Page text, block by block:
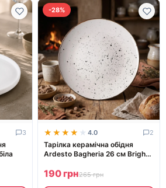
3
-28%
★★★★★
★★★★★ 4.0 2
Тарілка керамічна обідня
Ardesto Bagheria 26 см Bright
190 грн265 грн